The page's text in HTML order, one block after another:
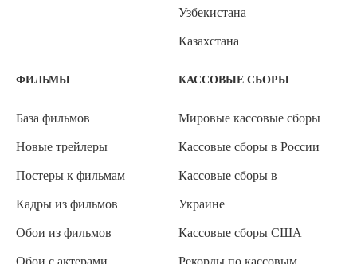
Узбекистана
Казахстана
ФИЛЬМЫ
База фильмов
Новые трейлеры
Постеры к фильмам
Кадры из фильмов
Обои из фильмов
КАССОВЫЕ СБОРЫ
Мировые кассовые сборы
Кассовые сборы в России
Кассовые сборы в
Украине
Кассовые сборы США